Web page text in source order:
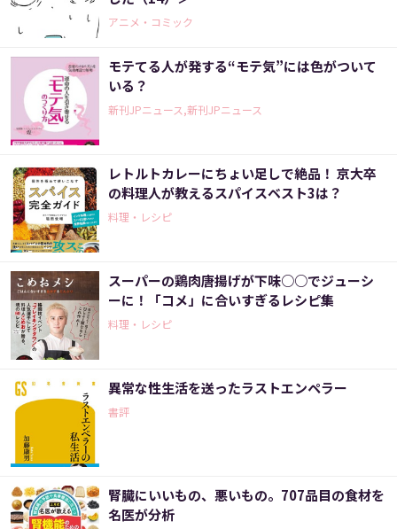
アニメ・コミック
モテてる人が発する“モテ気”には色がついて
いる？
新刊JPニュース,新刊JPニュース
レトルトカレーにちょい足しで絶品！ 京大卒
の料理人が教えるスパイスベスト3は？
料理・レシピ
スーパーの鶏肉唐揚げが下味○○でジューシ
ーに！「コメ」に合いすぎるレシピ集
料理・レシピ
異常な性生活を送ったラストエンペラー
書評
腎臓にいいもの、悪いもの。707品目の食材を
名医が分析